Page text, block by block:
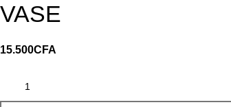
VASE
15.500CFA